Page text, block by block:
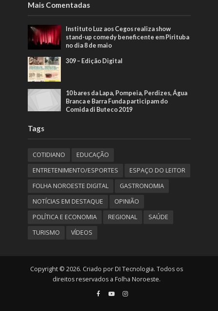
Mais Comentadas
Instituto Luz aos Cegos realiza show
stand-up comedy beneficente em Pirituba
no dia 8 de maio
309 – Edição Digital
10 bares da Lapa, Pompeia, Perdizes, Água
Branca e Barra Funda participam do
Comida di Buteco 2019
Tags
COTIDIANO
EDUCAÇÃO
ENTRETENIMENTO/ESPORTES
ESPAÇO DO LEITOR
FOLHA NOROESTE DIGITAL
GASTRONOMIA
NOTÍCIAS EM DESTAQUE
OPINIÃO
POLÍTICA E ECONOMIA
REGIONAL
SAÚDE
TURISMO
VÍDEOS
Copyright © 2026. Criado por DI Tecnologia. Todos os
direitos reservados a Folha Noroeste.